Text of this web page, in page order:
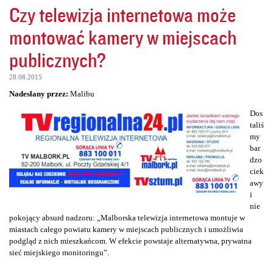
Czy telewizja internetowa może
montować kamery w miejscach
publicznych?
28.08.2015
Nadesłany przez: Malibu
Dos
taliś
my
bar
dzo
ciek
awy
i
nie
pokojący absurd nadzoru: „Malborska telewizja internetowa montuje w
miastach całego powiatu kamery w miejscach publicznych i umożliwia
podgląd z nich mieszkańcom. W efekcie powstaje alternatywna, prywatna
sieć miejskiego monitoringu”.